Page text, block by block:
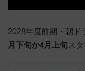
2028年度前期・朝ド
月下旬か4月上旬 ス